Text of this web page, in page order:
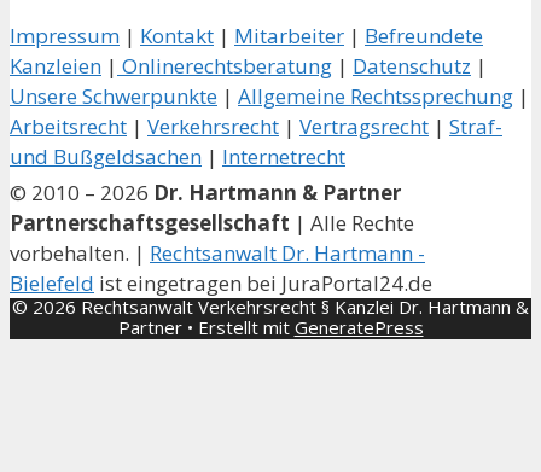
Impressum | Kontakt | Mitarbeiter | Befreundete
Kanzleien | Onlinerechtsberatung | Datenschutz |
Unsere Schwerpunkte | Allgemeine Rechtssprechung |
Arbeitsrecht | Verkehrsrecht | Vertragsrecht | Straf-
und Bußgeldsachen | Internetrecht
© 2010 – 2026 Dr. Hartmann & Partner
Partnerschaftsgesellschaft | Alle Rechte
vorbehalten. | Rechtsanwalt Dr. Hartmann -
Bielefeld ist eingetragen bei JuraPortal24.de
© 2026 Rechtsanwalt Verkehrsrecht § Kanzlei Dr. Hartmann &
Partner• Erstellt mit GeneratePress